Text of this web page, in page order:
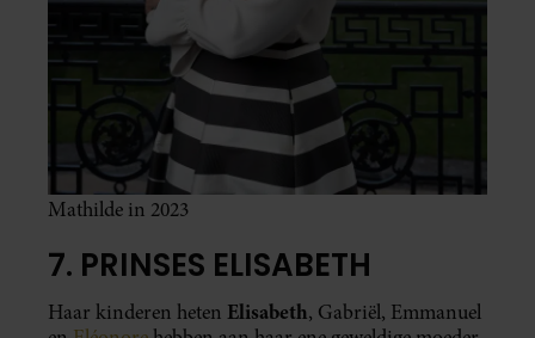
Mathilde in 2023
7. PRINSES ELISABETH
Haar kinderen heten Elisabeth, Gabriël, Emmanuel